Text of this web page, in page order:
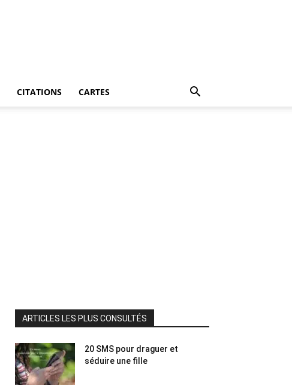
CITATIONS CARTES
ARTICLES LES PLUS CONSULTÉS
20 SMS pour draguer et
séduire une fille